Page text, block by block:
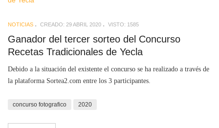
NOTICIAS CREADO: 29 ABRIL 2020 VISTO: 1585
Ganador del tercer sorteo del Concurso
Recetas Tradicionales de Yecla
Debido a la situación del existente el concurso se ha realizado a través de
la plataforma Sortea2.com entre los 3 participantes.
concurso fotografico 2020